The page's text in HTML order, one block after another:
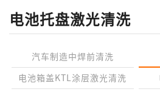
电池托盘激光清洗
汽车制造中焊前清洗
电池箱盖KTL涂层激光清洗